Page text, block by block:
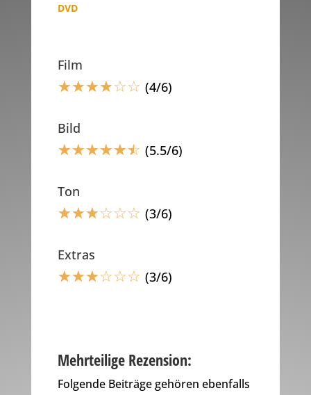
DVD
Film
☆☆☆☆☆☆ (4/6)
Bild
☆☆☆☆☆☆ (5.5/6)
Ton
☆☆☆☆☆☆ (3/6)
Extras
☆☆☆☆☆☆ (3/6)
Mehrteilige Rezension:
Folgende Beiträge gehören ebenfalls